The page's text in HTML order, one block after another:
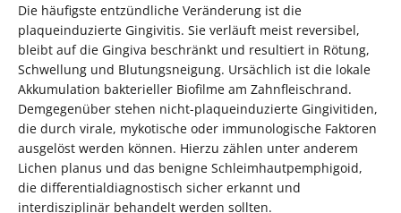
Die häufigste entzündliche Veränderung ist die
plaqueinduzierte Gingivitis. Sie verläuft meist reversibel,
bleibt auf die Gingiva beschränkt und resultiert in Rötung,
Schwellung und Blutungsneigung. Ursächlich ist die lokale
Akkumulation bakterieller Biofilme am Zahnfleischrand.
Demgegenüber stehen nicht-plaqueinduzierte Gingivitiden,
die durch virale, mykotische oder immunologische Faktoren
ausgelöst werden können. Hierzu zählen unter anderem
Lichen planus und das benigne Schleimhautpemphigoid,
die differentialdiagnostisch sicher erkannt und
interdisziplinär behandelt werden sollten.